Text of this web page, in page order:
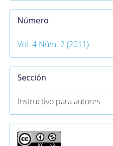
Número
Vol. 4 Núm. 2 (2011)
Sección
Instructivo para autores